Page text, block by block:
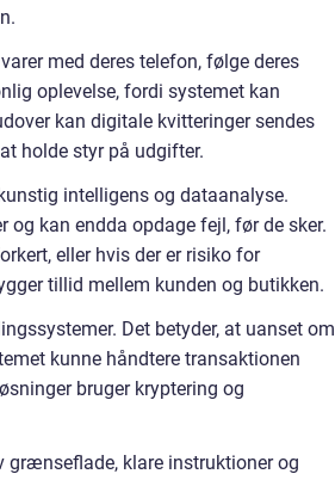
med deres telefon, følge deres
oplevelse, fordi systemet kan
kan digitale kvitteringer sendes
holde styr på udgifter.
intelligens og dataanalyse.
kan endda opdage fejl, før de sker.
eller hvis der er risiko for
tillid mellem kunden og butikken.
Det betyder, at uanset om
kunne håndtere transaktionen
bruger kryptering og
grænseflade, klare instruktioner og